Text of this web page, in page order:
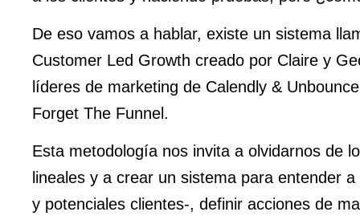
De eso vamos a hablar, existe un sistema
Customer Led Growth creado por Claire y
líderes de marketing de Calendly &
Forget The Funnel.
Esta metodología nos invita a olvidarnos de
lineales y a crear un sistema para entender
y potenciales clientes-, definir acciones de